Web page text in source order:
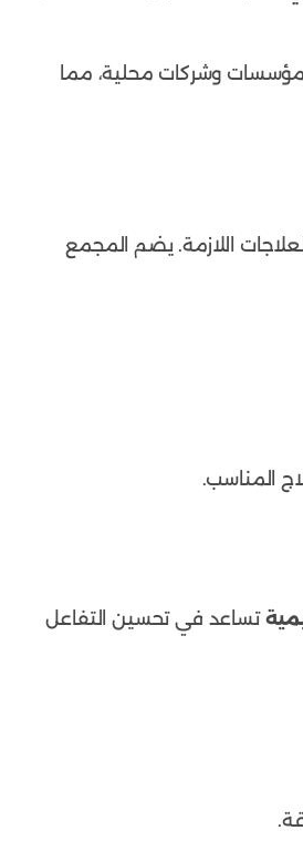
وشركات محلية، مما
اللازمة. يضم المجمع
المناسب.
تساعد في تحسين التفاعل